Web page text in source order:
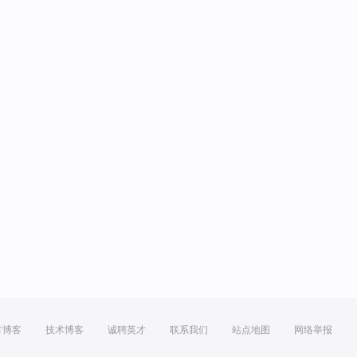
博客 技术博客 诚聘英才 联系我们 站点地图 网络举报